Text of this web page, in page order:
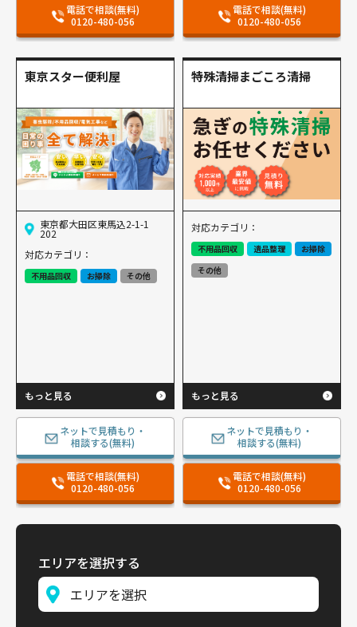
電話で相談(無料)
0120-480-056
電話で相談(無料)
0120-480-056
東京スター便利屋
東京都大田区東馬込2-1-1
202
対応カテゴリ：
不用品回収 お掃除 その他
もっと見る
ネットで見積もり・
相談する(無料)
電話で相談(無料)
0120-480-056
特殊清掃まごころ清掃
対応カテゴリ：
不用品回収 遺品整理
お掃除
その他
もっと見る
ネットで見積もり・
相談する(無料)
電話で相談(無料)
0120-480-056
エリアを選択する